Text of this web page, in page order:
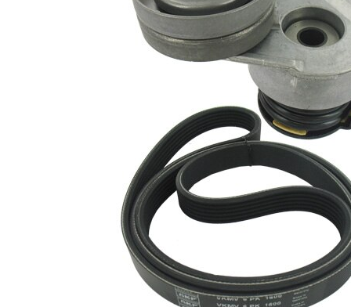
Nu sunt
disponibile
substante
SVHC
EPDM
cauciuc)
Listă de piese de schimb
Nume articol
Număr
articol
ghidare/conducere,
curea transmisie
VKM
1
Intinzator curea,
curea distributie
Curea transmisie
cu caneluri
6PK1600